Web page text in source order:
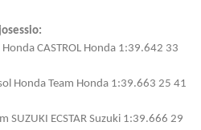
Honda CASTROL Honda 1:39.642 33
Honda Team Honda 1:39.663 25 41
SUZUKI ECSTAR Suzuki 1:39.666 29